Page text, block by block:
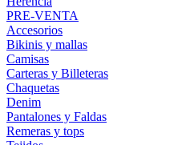
PRE-VENTA
Accesorios
Bikinis y mallas
Camisas
Carteras y Billeteras
Chaquetas
Denim
Pantalones y Faldas
Remeras y tops